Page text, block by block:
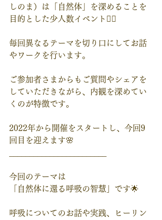
しのま）は「自然体」を深めることを
目的とした少人数イベント🧚‍♀️
毎回異なるテーマを切り口にしてお話
やワークを行います。
ご参加者さまからもご質問やシェアを
していただきながら、内観を深めてい
くのが特徴です。
2022年から開催をスタートし、今回9
回目を迎えます🌸
今回のテーマは
「自然体に還る呼吸の智慧」です🌟
呼吸についてのお話や実践、ヒーリン